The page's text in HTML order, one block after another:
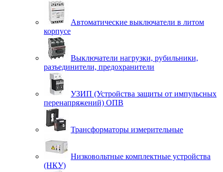
Автоматические выключатели в литом
корпусе
Выключатели нагрузки, рубильники,
разъединители, предохранители
УЗИП (Устройства защиты от импульсных
перенапряжений) ОПВ
Трансформаторы измерительные
Низковольтные комплектные устройства
(НКУ)